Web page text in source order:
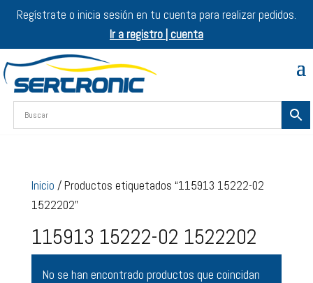
Regístrate o inicia sesión en tu cuenta para realizar pedidos.
Ir a registro | cuenta
Inicio / Productos etiquetados “115913 15222-02
1522202”
115913 15222-02 1522202
No se han encontrado productos que coincidan